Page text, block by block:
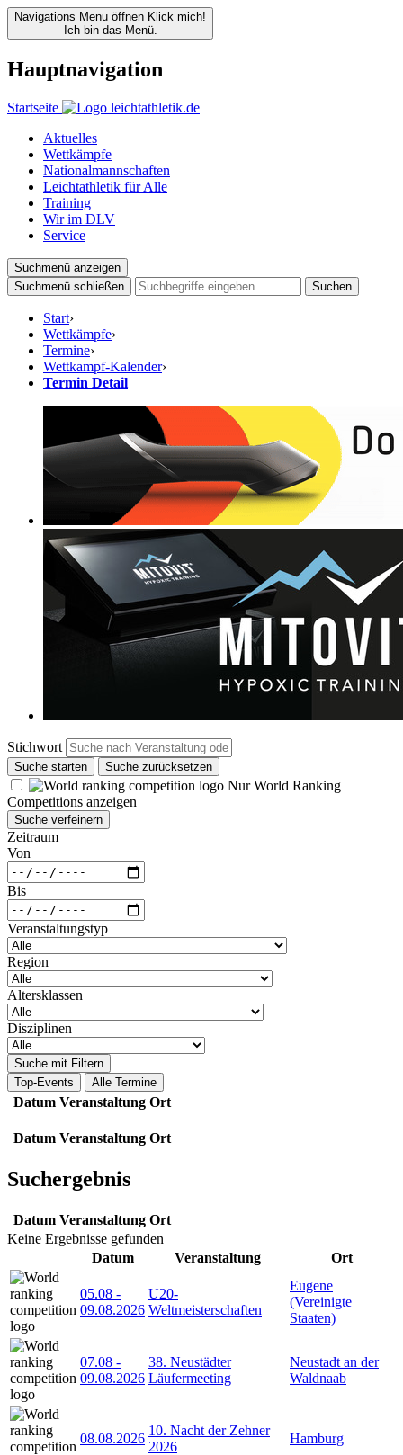
Navigations Menu öffnen Klick mich!
Ich bin das Menü.
Hauptnavigation
Startseite
Aktuelles
Wettkämpfe
Nationalmannschaften
Leichtathletik für Alle
Training
Wir im DLV
Service
Suchmenü anzeigen
Suchmenü schließen
Suchen
Start›
Wettkämpfe›
Termine›
Wettkampf-Kalender›
Termin Detail
Stichwort
Suche starten Suche zurücksetzen
Nur World Ranking
Competitions anzeigen
Suche verfeinern
Zeitraum
Von
Bis
Veranstaltungstyp
Region
Altersklassen
Disziplinen
Suche mit Filtern
Top-Events
Alle Termine
Datum Veranstaltung Ort
Datum Veranstaltung Ort
Suchergebnis
Datum Veranstaltung Ort
Keine Ergebnisse gefunden
Datum
Veranstaltung Ort
05.08 -
09.08.2026
U20-
Weltmeisterschaften
Eugene
(Vereinigte
Staaten)
07.08 -
09.08.2026
38. Neustädter
Läufermeeting
Neustadt an der
Waldnaab
08.08.2026
10. Nacht der Zehner
2026
Hamburg